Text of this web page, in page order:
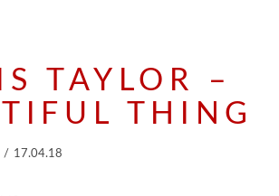
TAYLOR –
THING
17.04.18